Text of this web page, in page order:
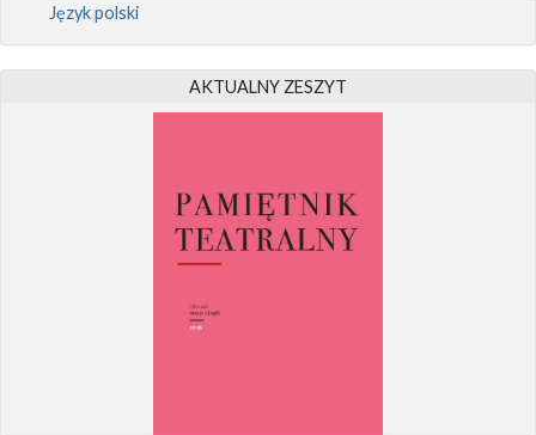
Język polski
AKTUALNY ZESZYT